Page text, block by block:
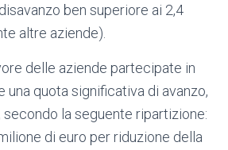
ben superiore ai 2,4
altre aziende).
delle aziende partecipate in
una quota significativa di avanzo,
la seguente ripartizione:
di euro per riduzione della